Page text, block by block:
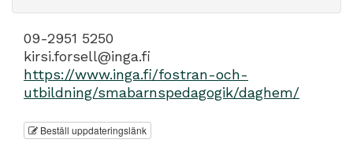
09-2951 5250
kirsi.forsell@inga.fi
https://www.inga.fi/fostran-och-
utbildning/smabarnspedagogik/daghem/
Beställ uppdateringslänk